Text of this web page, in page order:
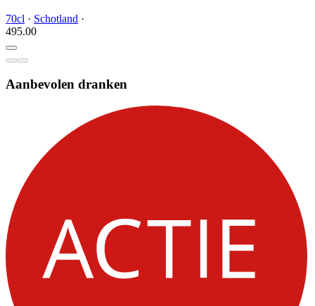
70cl · Schotland ·
495.00
Aanbevolen dranken